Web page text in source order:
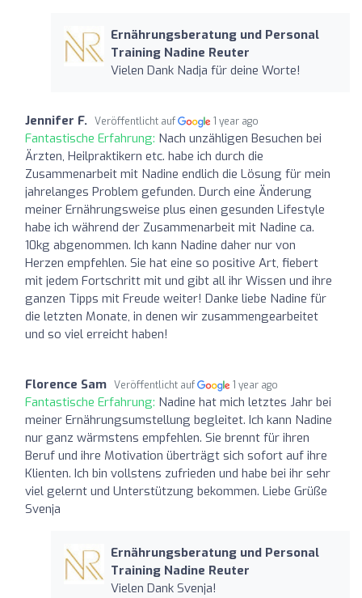
Ernährungsberatung und Personal
Training Nadine Reuter
Vielen Dank Nadja für deine Worte!
Jennifer F. Veröffentlicht auf 1 year ago
Fantastische Erfahrung: Nach unzähligen Besuchen bei
Ärzten, Heilpraktikern etc. habe ich durch die
Zusammenarbeit mit Nadine endlich die Lösung für mein
jahrelanges Problem gefunden. Durch eine Änderung
meiner Ernährungsweise plus einen gesunden Lifestyle
habe ich während der Zusammenarbeit mit Nadine ca.
10kg abgenommen. Ich kann Nadine daher nur von
Herzen empfehlen. Sie hat eine so positive Art, fiebert
mit jedem Fortschritt mit und gibt all ihr Wissen und ihre
ganzen Tipps mit Freude weiter! Danke liebe Nadine für
die letzten Monate, in denen wir zusammengearbeitet
und so viel erreicht haben!
Florence Sam Veröffentlicht auf 1 year ago
Fantastische Erfahrung: Nadine hat mich letztes Jahr bei
meiner Ernährungsumstellung begleitet. Ich kann Nadine
nur ganz wärmstens empfehlen. Sie brennt für ihren
Beruf und ihre Motivation überträgt sich sofort auf ihre
Klienten. Ich bin vollstens zufrieden und habe bei ihr sehr
viel gelernt und Unterstützung bekommen. Liebe Grüße
Svenja
Ernährungsberatung und Personal
Training Nadine Reuter
Vielen Dank Svenja!